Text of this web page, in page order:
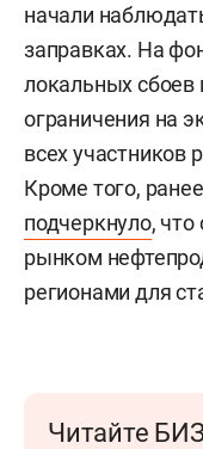
начали
заправках. На
локальных сбоев
ограничения на
всех участников
Кроме того,
подчеркнуло, что
рынком
регионами для
Читайте